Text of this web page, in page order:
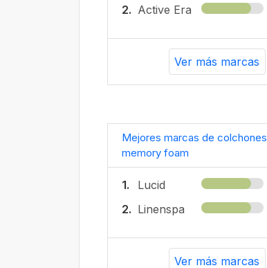
2. Active Era
Ver más marcas
Mejores marcas de colchones
memory foam
1. Lucid
2. Linenspa
Ver más marcas